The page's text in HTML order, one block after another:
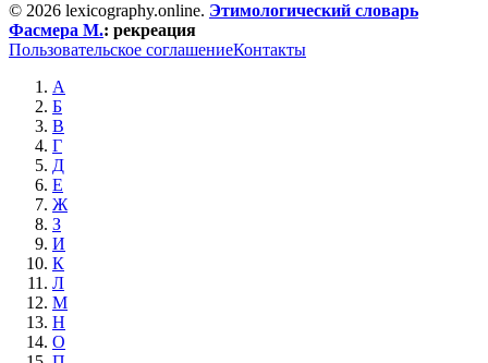
© 2026 lexicography.online. Этимологический словарь
Фасмера М.: рекреация
Пользовательское соглашениеКонтакты
А
Б
В
Г
Д
Е
Ж
З
И
К
Л
М
Н
О